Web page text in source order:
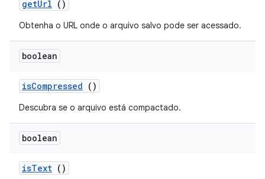
getUrl ()
Obtenha o URL onde o arquivo salvo pode ser acessado.
boolean
isCompressed ()
Descubra se o arquivo está compactado.
boolean
isText ()